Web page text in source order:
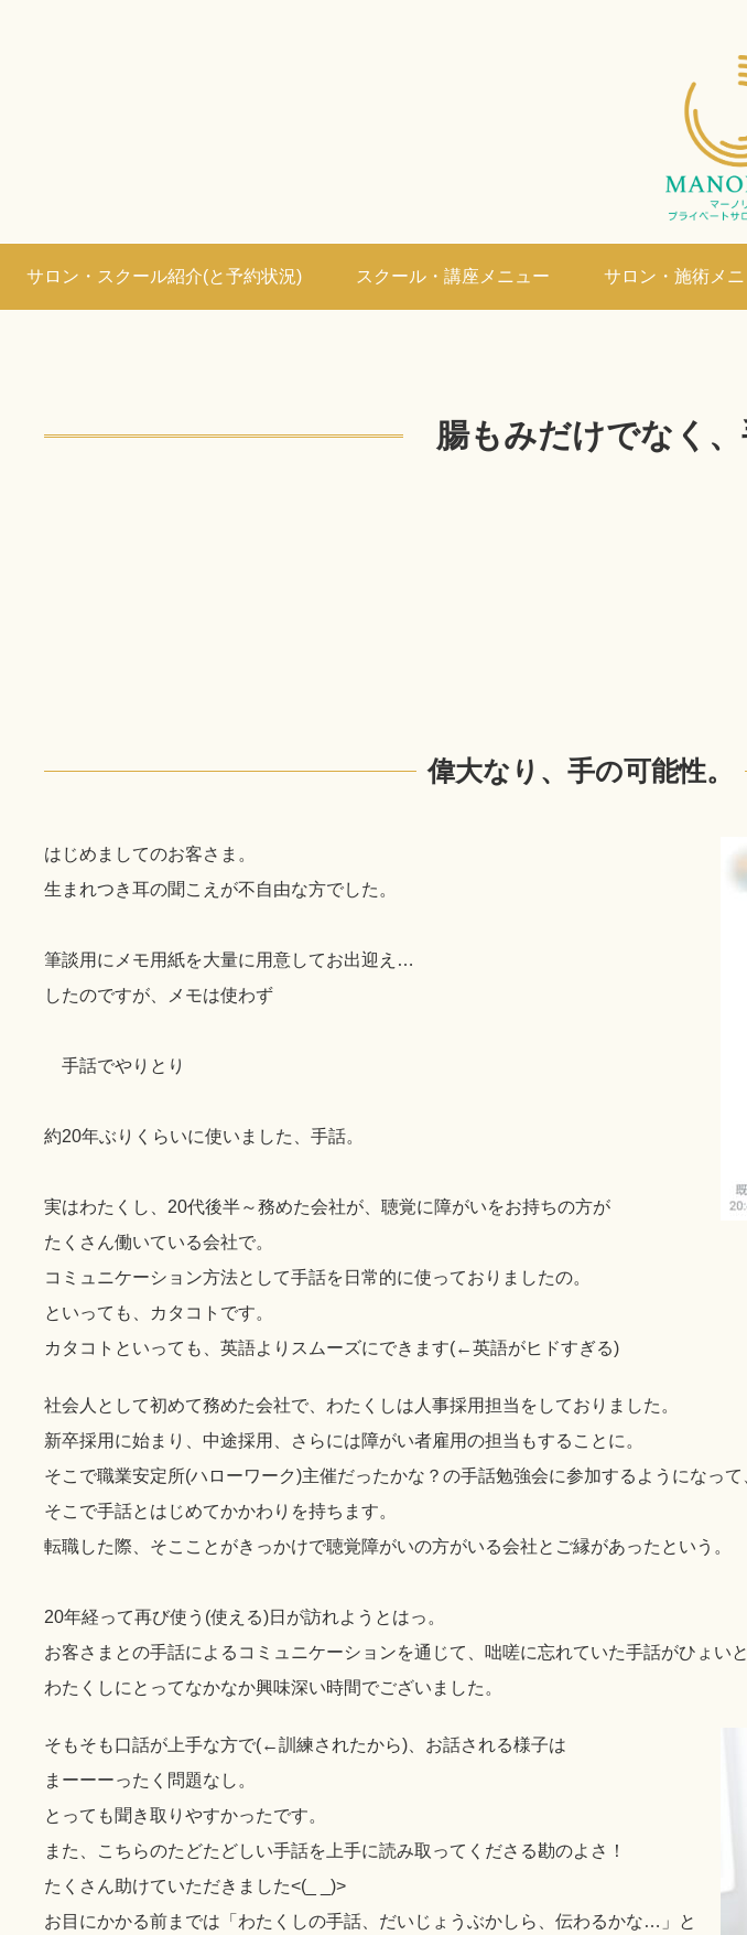
サロン・スクール紹介(と予約状況) スクール・講座メニュー サロン・施術メ
腸もみだけでなく
偉大なり、手の可能性。
はじめましてのお客さま。
生まれつき耳の聞こえが不自由な方でした。
筆談用にメモ用紙を大量に用意してお出迎え…
したのですが、メモは使わず
手話でやりとり
約20年ぶりくらいに使いました、手話。
実はわたくし、20代後半～務めた会社が、聴覚に障がいをお持ちの方が
たくさん働いている会社で。
コミュニケーション方法として手話を日常的に使っておりましたの。
といっても、カタコトです。
カタコトといっても、英語よりスムーズにできます(←英語がヒドすぎる)
社会人として初めて務めた会社で、わたくしは人事採用担当をしておりました。
新卒採用に始まり、中途採用、さらには障がい者雇用の担当もすることに。
そこで職業安定所(ハローワーク)主催だったかな？の手話勉強会に参加するようになって
そこで手話とはじめてかかわりを持ちます。
転職した際、そこことがきっかけで聴覚障がいの方がいる会社とご縁があったという。
20年経って再び使う(使える)日が訪れようとはっ。
お客さまとの手話によるコミュニケーションを通じて、咄嗟に忘れていた手話がひょい
わたくしにとってなかなか興味深い時間でございました。
そもそも口話が上手な方で(←訓練されたから)、お話される様子は
まーーーったく問題なし。
とっても聞き取りやすかったです。
また、こちらのたどたどしい手話を上手に読み取ってくださる勘のよさ！
たくさん助けていただきました<(_ _)>
お目にかかる前までは「わたくしの手話、だいじょうぶかしら、伝わるかな…」と